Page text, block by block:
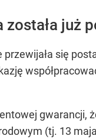
już
się
gwarancji,
(tj. 13